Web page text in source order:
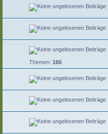
Themen: 165